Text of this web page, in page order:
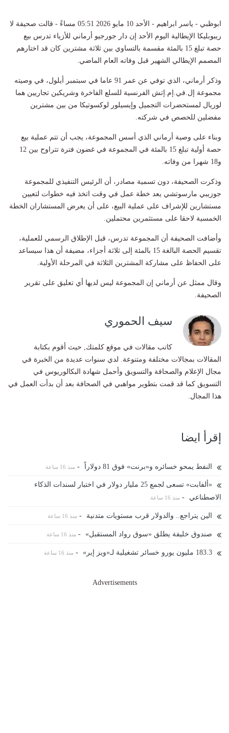
ابوظبي - ياسر ابراهيم - الأحد 10 مايو 2026 05:51 مساءً - قالت صحيفة ​لا
ريبوبليكا الإيطالية اليوم الأحد إن ‌دار ​جورجيو أرماني للأزياء تدرس بيع
حصة تبلغ 15 بالمئة مقسمة بالتساوي بين ثلاثة مشترين كان قد اختارهم
المصمم الإيطالي الشهير قبل وفاته العام ⁠الماضي.
وذكر أرماني، الذي توفي عن عمر 91 عاما في سبتمبر أيلول، في وصيته
مجموعة إل.في.إم.إتش الفرنسية للسلع ‌الفاخرة وشريكين تجاريين هما
لوريال لمستحضرات التجميل وإيسيلور لوكسوتيكا من بين مشترين
‌مفضلين للحصص في شركته.
وبناء على وصية أرماني ‌الذي أسس المجموعة، يجب أن ‌تتم عملية بيع
و18 شهرا من ⁠وفاته.
وذكرت الصحيفة، دون تسمية مصادر، أن الرئيس التنفيذي للمجموعة
جوزيبي مارسوتشي يعد خطة ​عمل ⁠في ⁠وقت اتخذ فيه خطوات لتعيين
مستشارين للإشراف على عملية البيع، على أن ⁠يعرض المستشاران الخطة
الخمسية لاحقا على مستثمرين محتملين.
وأضافت الصحيفة أن المجموعة تدرس، قبل الإطلاق الرسمي للعملية،
تقسيم الحصة البالغة 15 بالمئة إلى ثلاثة أجزاء، ‌مضيفة أن هذا سيساعد
على الحفاظ على مشاركة ​المشترين الثلاثة في المرحلة الأولية.
وقال ممثل عن أرماني إن المجموعة ليس لديها أي تعليق على تقرير
الصحيفة.
سيف الحموري
كاتب مقالات في موقع كلمتك, حيث أقوم بكتابة
المقالات بمجالات مختلفة ومتنوعة. لدي سنوات عديدة من الخبرة في
مجال الإعلام والصحافة والتسويق وأحمل شهادة البكالوريوس في
التسويق كما قد قمت بتطوير مواهبي في الصحافة بعد أن بدأت العمل في
هذا المجال.
إقرأ ايضا
النفط يمحو خسائره و«برنت» فوق 81 دولاراً - منذ 16 ساعة
«ألفابت» تسعى لجمع 25 مليار دولار في اختبار لسندات الذكاء
الاصطناعي
- منذ 16 ساعة
الين يتراجع.. والدولار قرب مستويات متدنية - منذ 16 ساعة
صندوق خليفة يطلق «سوق رواد المستقبل» - منذ 16 ساعة
- منذ 16 ساعة
Advertisements